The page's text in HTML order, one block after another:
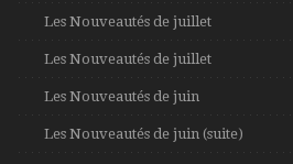
Les Nouveautés de juillet
Les Nouveautés de juillet
Les Nouveautés de juin
Les Nouveautés de juin (suite)